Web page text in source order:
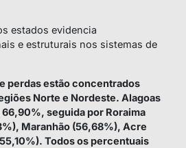
estados evidencia
e estruturais nos sistemas de
perdas estão concentrados
Norte e Nordeste. Alagoas
seguida por Roraima
Maranhão (56,68%), Acre
Todos os percentuais